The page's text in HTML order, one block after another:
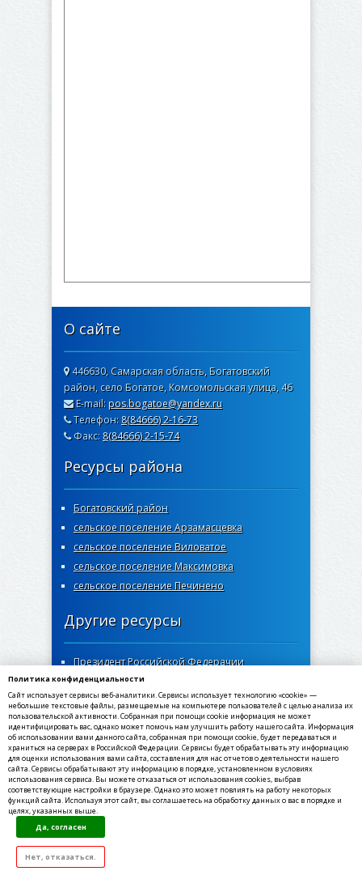
О сайте
446630, Самарская область, Богатовский
район, село Богатое, Комсомольская улица, 46
E-mail: pos.bogatoe@yandex.ru
Телефон: 8(84666) 2-16-73
Факс: 8(84666) 2-15-74
Ресурсы района
Богатовский район
сельское поселение Арзамасцевка
сельское поселение Виловатое
сельское поселение Максимовка
сельское поселение Печинено
Другие ресурсы
Президент Российской Федерачии
Правительство Самарской области
Самарская губернская дума
Госуслуги Самарской области
Социальный портал Самарской области
МФЦ Самарской области
©2020-2021, МКУ администрация сельского
поселения Богатое муниципального района
Богатовский Самарской области. Все права
защищены
Политика конфиденциальности
Сайт использует сервисы веб-аналитики. Сервисы использует технологию «cookie» —
небольшие текстовые файлы, размещаемые на компьютере пользователей с целью анализа их
пользовательской активности. Собранная при помощи cookie информация не может
идентифицировать вас, однако может помочь нам улучшить работу нашего сайта. Информация
об использовании вами данного сайта, собранная при помощи cookie, будет передаваться и
храниться на серверах в Российской Федерации. Сервисы будет обрабатывать эту информацию
для оценки использования вами сайта, составления для нас отчетов о деятельности нашего
сайта. Сервисы обрабатывают эту информацию в порядке, установленном в условиях
использования сервиса. Вы можете отказаться от использования cookies, выбрав
соответствующие настройки в браузере. Однако это может повлиять на работу некоторых
функций сайта. Используя этот сайт, вы соглашаетесь на обработку данных о вас в порядке и
целях, указанных выше.
Да, согласен
Нет, отказаться.